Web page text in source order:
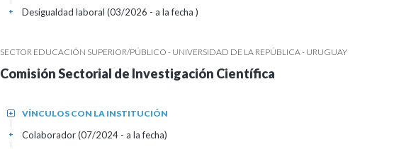
Desigualdad laboral (03/2026 - a la fecha )
+
SECTOR EDUCACIÓN SUPERIOR/PÚBLICO - UNIVERSIDAD DE LA REPÚBLICA - URUGUAY
Comisión Sectorial de Investigación Científica
VÍNCULOS CON LA INSTITUCIÓN
+
Colaborador (07/2024 - a la fecha)
+